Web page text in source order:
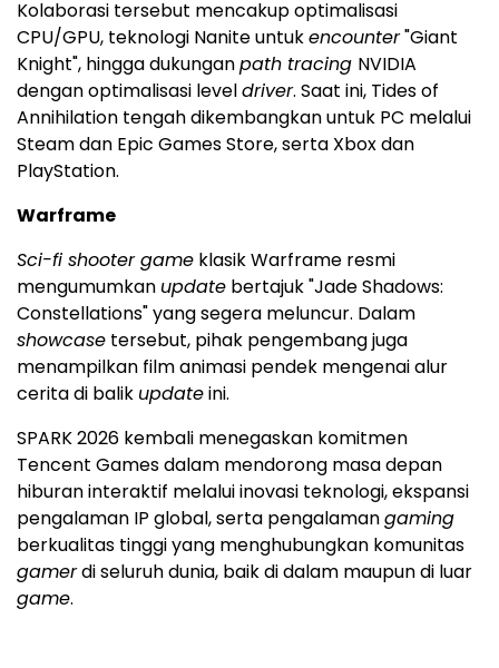
Kolaborasi tersebut mencakup optimalisasi
CPU/GPU, teknologi Nanite untukencounter"Giant
Knight", hingga dukunganpath tracing NVIDIA
dengan optimalisasi leveldriver. Saat ini, Tides of
Annihilation tengah dikembangkan untuk PC melalui
Steam dan Epic Games Store, serta Xbox dan
PlayStation.
Warframe
Sci-fi shooter game klasik Warframe resmi
mengumumkan update bertajuk "Jade Shadows:
Constellations" yang segera meluncur. Dalam
showcase tersebut, pihak pengembang juga
menampilkan film animasi pendek mengenai alur
cerita di balik updateini.
SPARK 2026 kembali menegaskan komitmen
Tencent Games dalam mendorong masa depan
hiburan interaktif melalui inovasi teknologi, ekspansi
pengalaman IP global, serta pengalamangaming
berkualitas tinggi yang menghubungkan komunitas
gamerdi seluruh dunia, baik di dalam maupun di luar
game.